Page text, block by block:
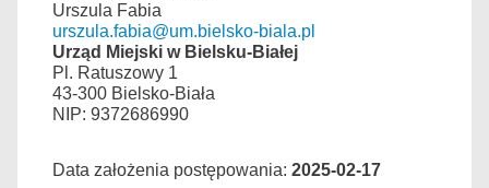
Urszula Fabia
urszula.fabia@um.bielsko-biala.pl
Urząd Miejski w Bielsku-Białej
Pl. Ratuszowy 1
43-300 Bielsko-Biała
NIP: 9372686990
Data założenia postępowania: 2025-02-17